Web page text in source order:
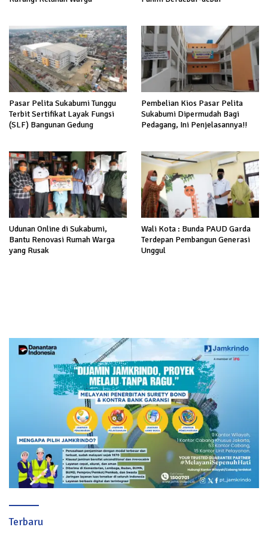
Pasar Pelita Sukabumi Tunggu
Terbit Sertifikat Layak Fungsi
(SLF) Bangunan Gedung
Pembelian Kios Pasar Pelita
Sukabumi Dipermudah Bagi
Pedagang, Ini Penjelasannya!!
Udunan Online di Sukabumi,
Bantu Renovasi Rumah Warga
yang Rusak
Wali Kota : Bunda PAUD Garda
Terdepan Pembangun Generasi
Unggul
Terbaru